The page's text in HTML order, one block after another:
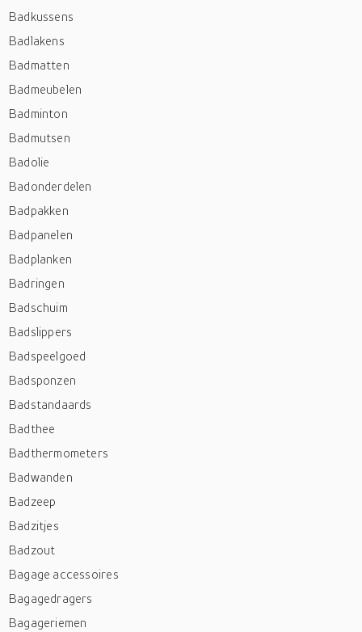
Badkussens
Badlakens
Badmatten
Badmeubelen
Badminton
Badmutsen
Badolie
Badonderdelen
Badpakken
Badpanelen
Badplanken
Badringen
Badschuim
Badslippers
Badspeelgoed
Badsponzen
Badstandaards
Badthee
Badthermometers
Badwanden
Badzeep
Badzitjes
Badzout
Bagage accessoires
Bagagedragers
Bagageriemen